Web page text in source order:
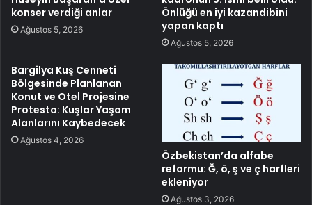
konser verdiği anlar
Ağustos 5, 2026
Önlüğü en iyi kazandibini
yapan kaptı
Ağustos 5, 2026
Bargilya Kuş Cenneti
Bölgesinde Planlanan
Konut ve Otel Projesine
Protesto: Kuşlar Yaşam
Alanlarını Kaybedecek
Ağustos 4, 2026
Özbekistan’da alfabe
reformu: Ğ, ö, ş ve ç harfleri
ekleniyor
Ağustos 3, 2026